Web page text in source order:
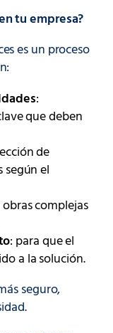
tu empresa?
es un proceso
:
que deben
de
el
obras complejas
: para que el
a la solución.
seguro,